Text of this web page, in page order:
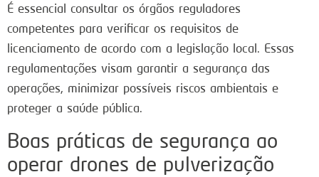
É essencial consultar os órgãos reguladores
competentes para verificar os requisitos de
licenciamento de acordo com a legislação local. Essas
regulamentações visam garantir a segurança das
operações, minimizar possíveis riscos ambientais e
proteger a saúde pública.
Boas práticas de segurança ao
operar drones de pulverização